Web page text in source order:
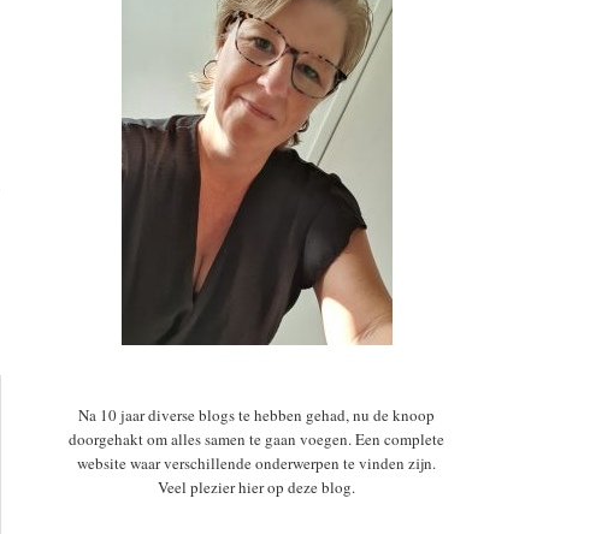
Na 10 jaar diverse blogs te hebben gehad, nu de knoop
doorgehakt om alles samen te gaan voegen. Een complete
website waar verschillende onderwerpen te vinden zijn.
Veel plezier hier op deze blog.